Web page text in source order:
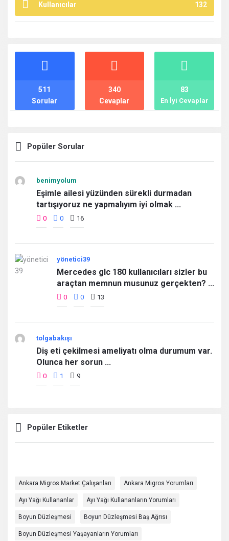
Kullanıcılar 132
İstatistikler
Sorular
511
Cevaplar
340
En İyi Cevaplar
83
Popüler Sorular
benimyolum
Eşimle ailesi yüzünden sürekli durmadan
tartışıyoruz ne yapmalıyım iyi olmak ...
0 0 16
yönetici39
Mercedes glc 180 kullanıcıları sizler bu
araçtan memnun musunuz gerçekten? ...
0 0 13
tolgabakışı
Diş eti çekilmesi ameliyatı olma durumum var.
Olunca her sorun ...
0 1 9
Popüler Etiketler
Ankara Migros Market Çalışanları Ankara Migros Yorumları
Ayı Yağı Kullananlar Ayı Yağı Kullananların Yorumları
Boyun Düzleşmesi Boyun Düzleşmesi Baş Ağrısı
Boyun Düzleşmesi Yaşayanların Yorumları